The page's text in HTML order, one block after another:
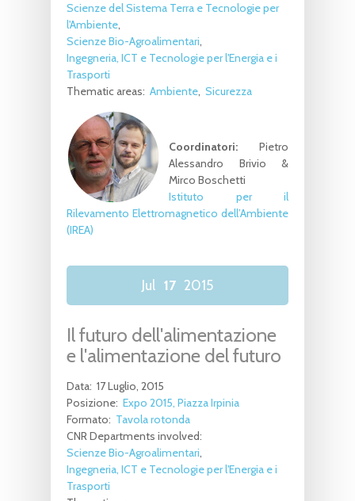
Scienze del Sistema Terra e Tecnologie per
l'Ambiente
Scienze Bio-Agroalimentari
Ingegneria, ICT e Tecnologie per l'Energia e i
Trasporti
Thematic areas: Ambiente Sicurezza
Coordinatori: Pietro
Alessandro Brivio &
Mirco Boschetti
Istituto per il
Rilevamento Elettromagnetico dell’Ambiente
(IREA)
Jul 17 2015
Il futuro dell'alimentazione
e l'alimentazione del futuro
Data: 17 Luglio, 2015
Posizione: Expo 2015, Piazza Irpinia
Formato: Tavola rotonda
CNR Departments involved:
Scienze Bio-Agroalimentari
Ingegneria, ICT e Tecnologie per l'Energia e i
Trasporti